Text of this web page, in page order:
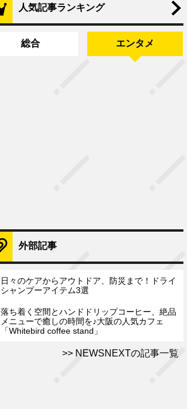
人気記事ランキング
総合 エンタメ
外部記事
日々のケアからアウトドア、防災まで！ドライ
シャンプーアイテム3選
落ち着く空間とハンドドリップコーヒー、絶品
メニューで癒しの時間を♪大阪の人気カフェ
「Whitebird coffee stand」
NEWSNEXTの記事一覧